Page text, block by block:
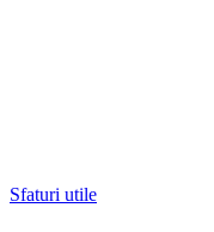
Sfaturi utile